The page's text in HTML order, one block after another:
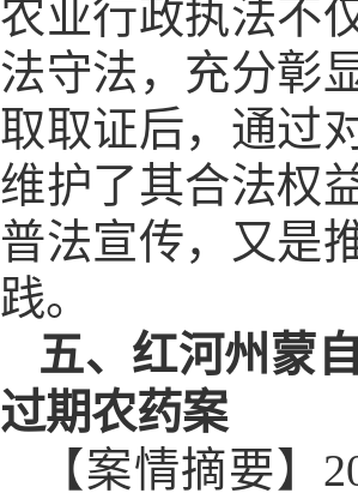
农业行政执法不
法守法，充分彰
取取证后，通过
维护了其合法权
普法宣传，又是
践。
五、红河州蒙
过期农药案
【案情摘要】